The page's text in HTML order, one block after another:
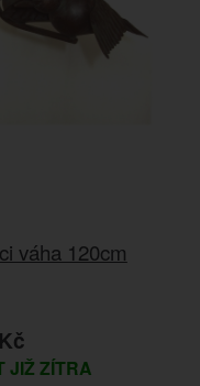
váha 120cm
JIŽ ZÍTRA